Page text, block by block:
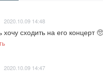
2020.10.09 14:48
хочу сходить на его концерт
2020.10.09 14:47